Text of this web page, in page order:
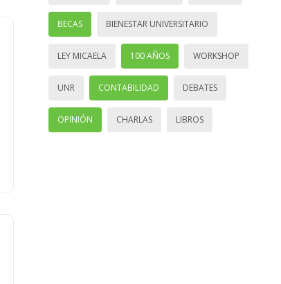
BECAS BIENESTAR UNIVERSITARIO
LEY MICAELA 100 AÑOS WORKSHOP
UNR CONTABILIDAD DEBATES
OPINIÓN CHARLAS LIBROS